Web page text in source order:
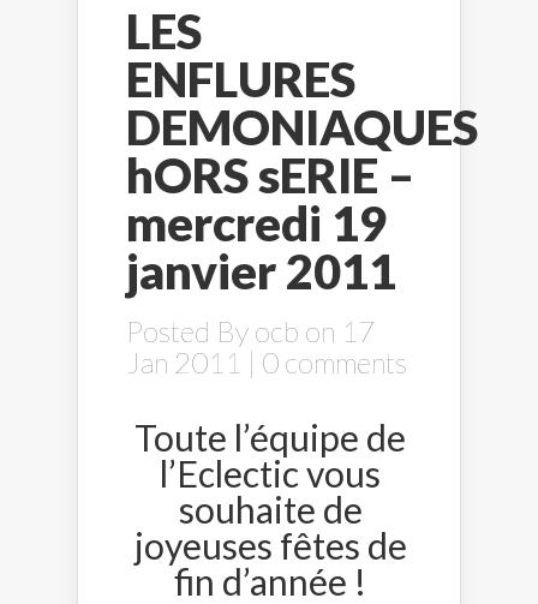
LES
ENFLURES
DEMONIAQUES
hORS sERIE –
mercredi 19
janvier 2011
Posted By ocb on 17
Jan 2011 | 0 comments
Toute l’équipe de
l’Eclectic vous
souhaite de
joyeuses fêtes de
fin d’année !